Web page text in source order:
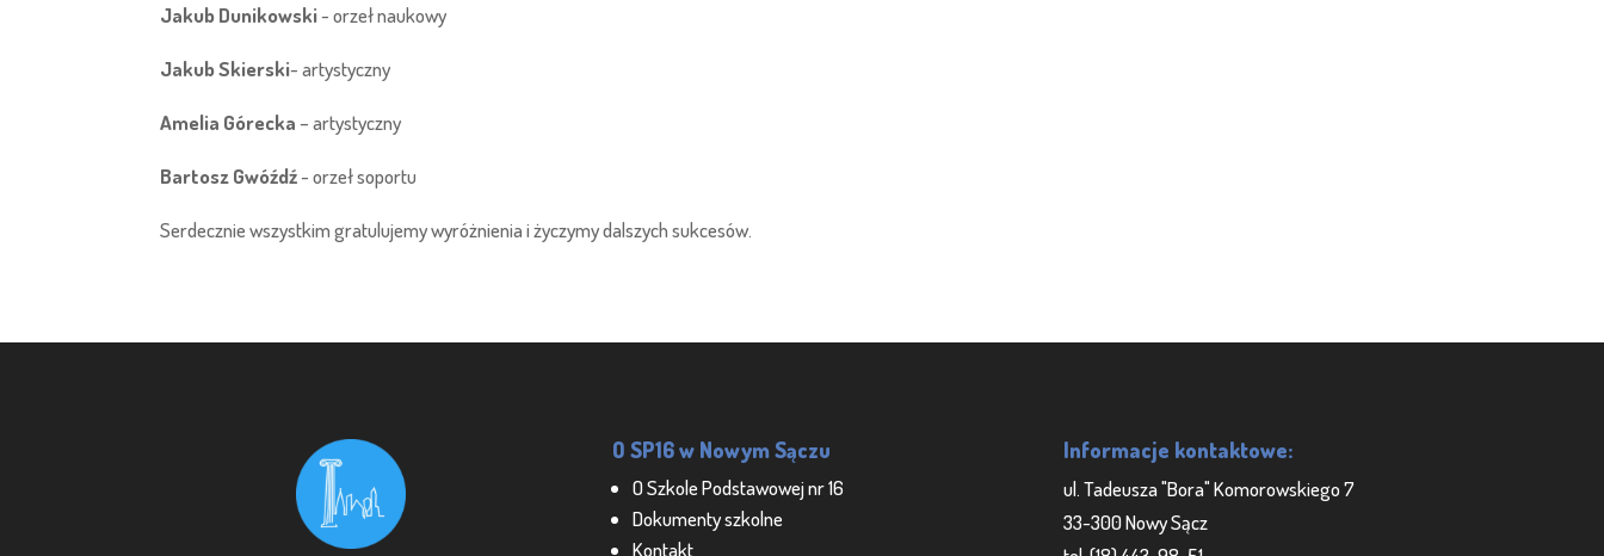
Jakub Dunikowski- orzeł naukowy
Jakub Skierski- artystyczny
Amelia Górecka– artystyczny
Bartosz Gwóźdź- orzeł soportu
Serdecznie wszystkim gratulujemy wyróżnienia i życzymy dalszych sukcesów.
O SP16 w Nowym Sączu
O Szkole Podstawowej nr 16
Dokumenty szkolne
Kontakt
Informacje kontaktowe:
ul. Tadeusza "Bora" Komorowskiego 7
33-300 Nowy Sącz